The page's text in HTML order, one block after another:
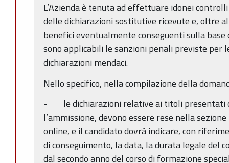
L’Azienda è tenuta ad effettuare idonei
delle dichiarazioni sostitutive ricevute e, oltre
benefici eventualmente conseguenti sulla
sono applicabili le sanzioni penali previste per
dichiarazioni mendaci.
Nello specifico, nella compilazione della
- le dichiarazioni relative ai titoli presentati
l’ammissione, devono essere rese nella
online, e il candidato dovrà indicare, con
di conseguimento, la data, la durata legale del
dal secondo anno del corso di formazione